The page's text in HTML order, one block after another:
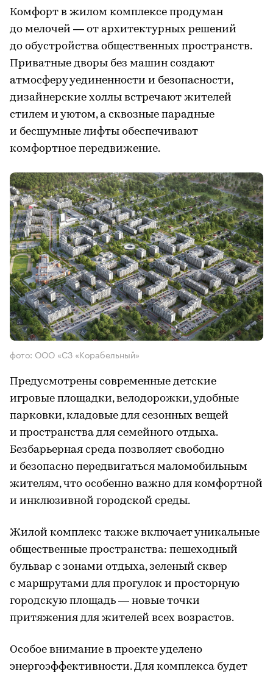
Комфорт в жилом комплексе продуман
до мелочей — от архитектурных решений
до обустройства общественных пространств.
Приватные дворы без машин создают
атмосферу уединенности и безопасности,
дизайнерские холлы встречают жителей
стилем и уютом, а сквозные парадные
и бесшумные лифты обеспечивают
комфортное передвижение.
фото: ООО «СЗ «Корабельный»
Предусмотрены современные детские
игровые площадки, велодорожки, удобные
парковки, кладовые для сезонных вещей
и пространства для семейного отдыха.
Безбарьерная среда позволяет свободно
и безопасно передвигаться маломобильным
жителям, что особенно важно для комфортной
и инклюзивной городской среды.
Жилой комплекс также включает уникальные
общественные пространства: пешеходный
бульвар с зонами отдыха, зеленый сквер
с маршрутами для прогулок и просторную
городскую площадь — новые точки
притяжения для жителей всех возрастов.
Особое внимание в проекте уделено
энергоэффективности. Для комплекса будет